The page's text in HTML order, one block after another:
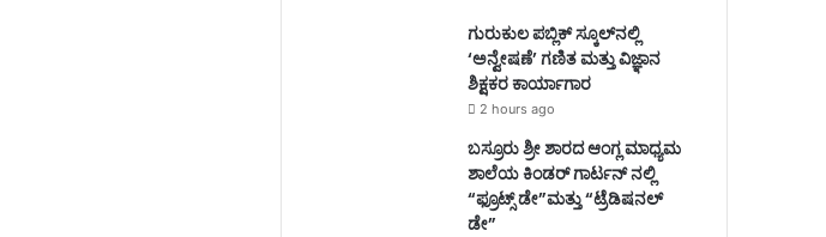
ಗುರುಕುಲ ಪಬ್ಲಿಕ್ ಸ್ಕೂಲ್‌ನಲ್ಲಿ
‘ಅನ್ವೇಷಣೆ’ ಗಣಿತ ಮತ್ತು ವಿಜ್ಞಾನ
ಶಿಕ್ಷಕರ ಕಾರ್ಯಾಗಾರ
2 hours ago
ಬಸ್ರೂರು ಶ್ರೀ ಶಾರದ ಆಂಗ್ಲ ಮಾಧ್ಯಮ
ಶಾಲೆಯ ಕಿಂಡರ್ ಗಾರ್ಟನ್ ನಲ್ಲಿ
“ಫ್ರೂಟ್ಸ್ ಡೇ”ಮತ್ತು “ಟ್ರೆಡಿಷನಲ್
ಡೇ”